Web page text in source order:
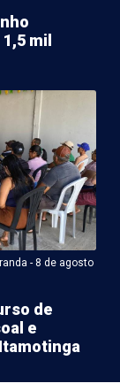
mil
- 8 de agosto
de
e